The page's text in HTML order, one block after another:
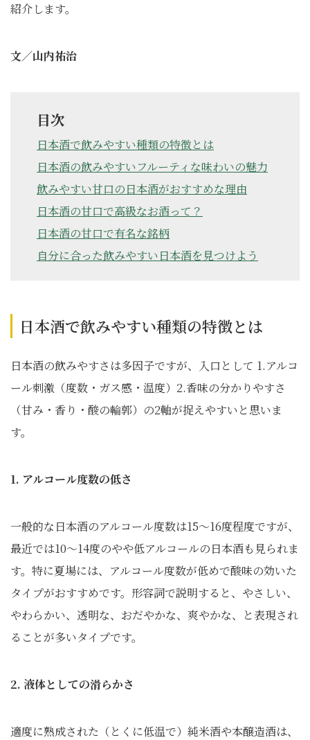
紹介します。
文／山内祐治
目次
日本酒で飲みやすい種類の特徴とは
日本酒の飲みやすいフルーティな味わいの魅力
飲みやすい甘口の日本酒がおすすめな理由
日本酒の甘口で高級なお酒って？
日本酒の甘口で有名な銘柄
自分に合った飲みやすい日本酒を見つけよう
日本酒で飲みやすい種類の特徴とは
日本酒の飲みやすさは多因子ですが、入口として 1.アルコ
ール刺激（度数・ガス感・温度）2.香味の分かりやすさ
（甘み・香り・酸の輪郭）の2軸が捉えやすいと思いま
す。
1. アルコール度数の低さ
一般的な日本酒のアルコール度数は15〜16度程度ですが、
最近では10〜14度のやや低アルコールの日本酒も見られま
す。特に夏場には、アルコール度数が低めで酸味の効いた
タイプがおすすめです。形容詞で説明すると、やさしい、
やわらかい、透明な、おだやかな、爽やかな、と表現され
ることが多いタイプです。
2. 液体としての滑らかさ
適度に熟成された（とくに低温で）純米酒や本醸造酒は、